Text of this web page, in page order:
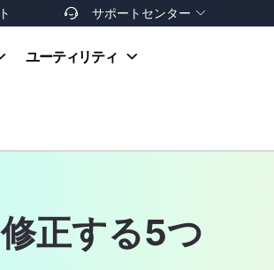
 サポートセンター 
お支払い方法
ユーティリティ
正する5つ